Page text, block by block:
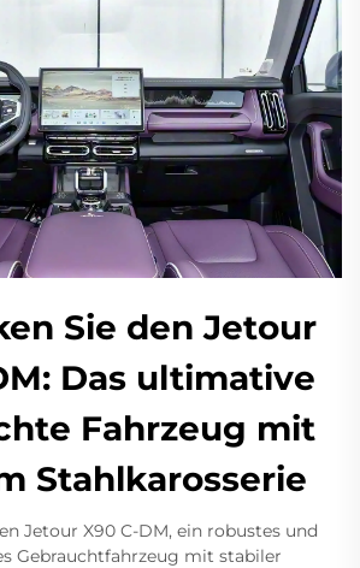
Sie den Jetour
Das ultimative
Fahrzeug mit
Stahlkarosserie
Jetour X90 C-DM, ein robustes und
Gebrauchtfahrzeug mit stabiler